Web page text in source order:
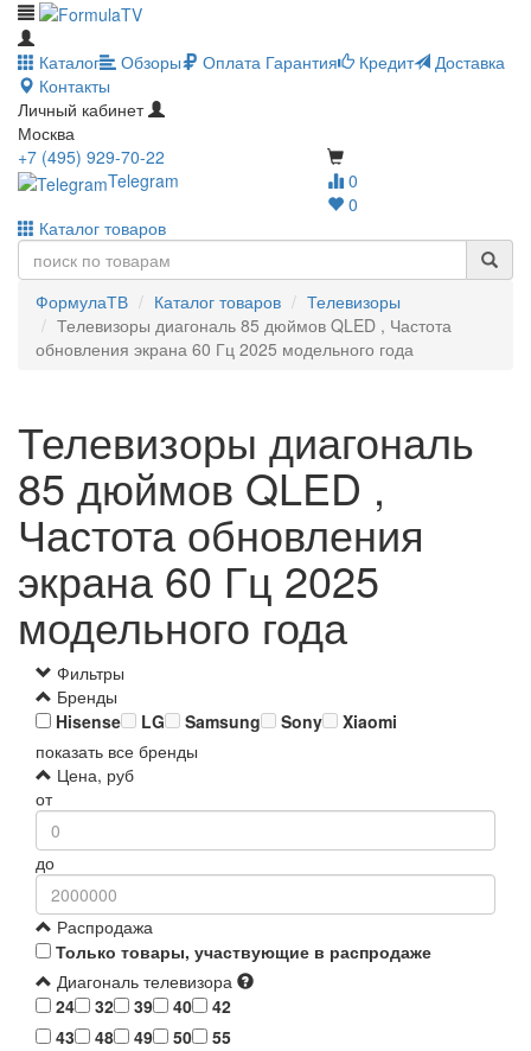
Каталог Обзоры Оплата Гарантия Кредит
Доставка
Контакты
Личный кабинет
Москва
0
0
+7 (495) 929-70-22
Telegram
Каталог товаров
ФормулаТВ Каталог товаров
Телевизоры
Телевизоры диагональ 85 дюймов QLED , Частота
обновления экрана 60 Гц 2025 модельного года
Телевизоры диагональ
85 дюймов QLED ,
Частота обновления
экрана 60 Гц 2025
модельного года
Фильтры
Бренды
Hisense
LG Samsung Sony
Xiaomi
показать все бренды
Цена, руб
от
до
Распродажа
Только товары, участвующие в распродаже
Диагональ телевизора
24
32 39 40
42
43
48 49 50
55